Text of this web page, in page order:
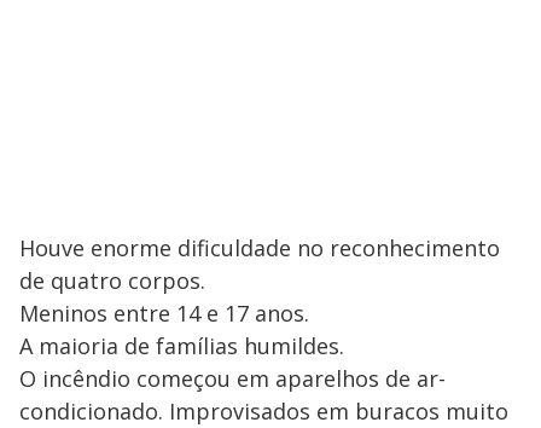
Houve enorme dificuldade no reconhecimento
de quatro corpos.
Meninos entre 14 e 17 anos.
A maioria de famílias humildes.
O incêndio começou em aparelhos de ar-
condicionado. Improvisados em buracos muito